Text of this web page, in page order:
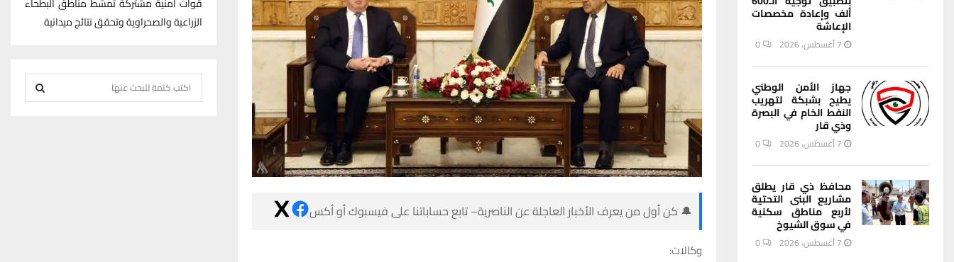
🔔 كن أول من يعرف الأخبار العاجلة عن الناصرية– تابع حساباتنا على فيسبوك أو أكس
وكالات:
ألف وإعادة مخصصات
الإعاشة
7 أغسطس، 2026 0
جهاز الأمن الوطني
يطيح بشبكة لتهريب
النفط الخام في البصرة
وذي قار
7 أغسطس، 2026 0
محافظ ذي قار يطلق
مشاريع البنى التحتية
لأربع مناطق سكنية
في سوق الشيوخ
7 أغسطس، 2026 0
الزراعية والصحراوية وتحقق نتائج ميدانية
e